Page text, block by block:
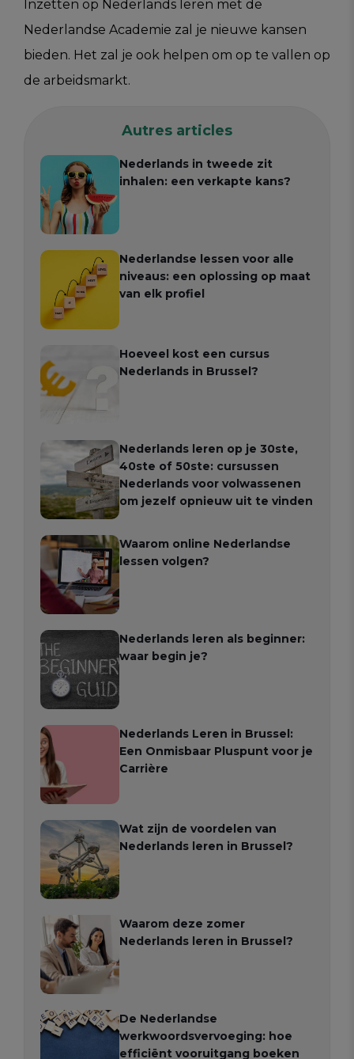
Inzetten op Nederlands leren met de
Nederlandse Academie zal je nieuwe kansen
bieden. Het zal je ook helpen om op te vallen op
de arbeidsmarkt.
Autres articles
Nederlands in tweede zit
inhalen: een verkapte kans?
Nederlandse lessen voor alle
niveaus: een oplossing op maat
van elk profiel
Hoeveel kost een cursus
Nederlands in Brussel?
Nederlands leren op je 30ste,
40ste of 50ste: cursussen
Nederlands voor volwassenen
om jezelf opnieuw uit te vinden
Waarom online Nederlandse
lessen volgen?
Nederlands leren als beginner:
waar begin je?
Nederlands Leren in Brussel:
Een Onmisbaar Pluspunt voor je
Carrière
Wat zijn de voordelen van
Nederlands leren in Brussel?
Waarom deze zomer
Nederlands leren in Brussel?
De Nederlandse
werkwoordsvervoeging: hoe
efficiënt vooruitgang boeken